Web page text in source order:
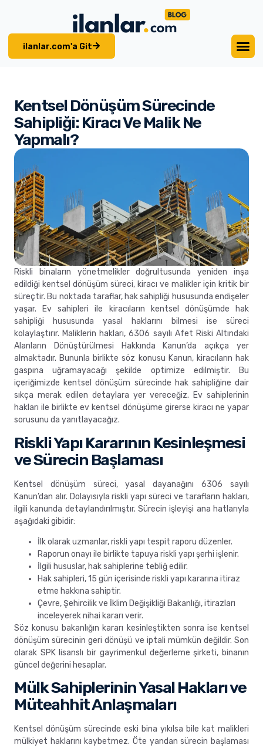
ilanlar.com'a Git
Kentsel Dönüşüm Sürecinde
Sahipliği: Kiracı Ve Malik Ne
Yapmalı?
Riskli binaların yönetmelikler doğrultusunda yeniden inşa
edildiği kentsel dönüşüm süreci, kiracı ve malikler için kritik bir
süreçtir. Bu noktada taraflar, hak sahipliği hususunda endişeler
yaşar. Ev sahipleri ile kiracıların kentsel dönüşümde hak
sahipliği hususunda yasal haklarını bilmesi ise süreci
kolaylaştırır. Maliklerin hakları, 6306 sayılı Afet Riski Altındaki
Alanların Dönüştürülmesi Hakkında Kanun’da açıkça yer
almaktadır. Bununla birlikte söz konusu Kanun, kiracıların hak
gaspına uğramayacağı şekilde optimize edilmiştir. Bu
içeriğimizde kentsel dönüşüm sürecinde hak sahipliğine dair
sıkça merak edilen detaylara yer vereceğiz. Ev sahiplerinin
hakları ile birlikte ev kentsel dönüşüme girerse kiracı ne yapar
sorusunu da yanıtlayacağız.
Riskli Yapı Kararının Kesinleşmesi
ve Sürecin Başlaması
Kentsel dönüşüm süreci, yasal dayanağını 6306 sayılı
Kanun’dan alır. Dolayısıyla riskli yapı süreci ve tarafların hakları,
ilgili kanunda detaylandırılmıştır. Sürecin işleyişi ana hatlarıyla
aşağıdaki gibidir:
İlk olarak uzmanlar, riskli yapı tespit raporu düzenler.
Raporun onayı ile birlikte tapuya riskli yapı şerhi işlenir.
İlgili hususlar, hak sahiplerine tebliğ edilir.
Hak sahipleri, 15 gün içerisinde riskli yapı kararına itiraz
etme hakkına sahiptir.
Çevre, Şehircilik ve İklim Değişikliği Bakanlığı, itirazları
inceleyerek nihai kararı verir.
Söz konusu bakanlığın kararı kesinleştikten sonra ise kentsel
dönüşüm sürecinin geri dönüşü ve iptali mümkün değildir. Son
olarak SPK lisanslı bir gayrimenkul değerleme şirketi, binanın
güncel değerini hesaplar.
Mülk Sahiplerinin Yasal Hakları ve
Müteahhit Anlaşmaları
Kentsel dönüşüm sürecinde eski bina yıkılsa bile kat malikleri
mülkiyet haklarını kaybetmez. Öte yandan sürecin başlaması